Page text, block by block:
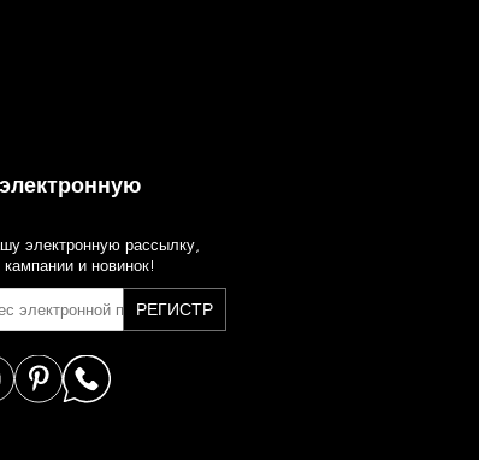
электронную рассылку,
и новинок!
РЕГИСТР